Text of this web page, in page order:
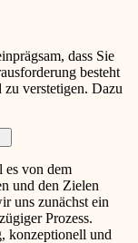
dass Sie
besteht
zu verstetigen. Dazu
es von dem
und den Zielen
uns zunächst ein
Prozess.
konzeptionell und